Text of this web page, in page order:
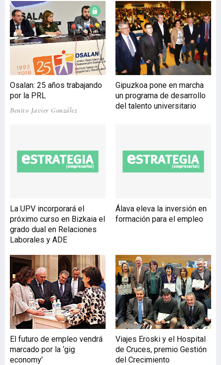
publicación el pasado 12
de marzo de la norma ISO
45001 finaliza una etapa
de cinco años en la que
más de un centenar de
expertos de 70 países han
consensuado la primera
norma internacional de
sistemas de gestión de
seguridad y salud en el
Osalan: 25 años trabajando
por la PRL
Benito Javier González
Gipuzkoa pone en marcha
un programa de desarrollo
del talento universitario
La UPV incorporará el
próximo curso en Bizkaia el
grado dual en Relaciones
Laborales y ADE
Álava eleva la inversión en
formación para el empleo
El futuro de empleo vendrá
marcado por la ‘gig
economy’
Viajes Eroski y el Hospital
de Cruces, premio Gestión
del Crecimiento